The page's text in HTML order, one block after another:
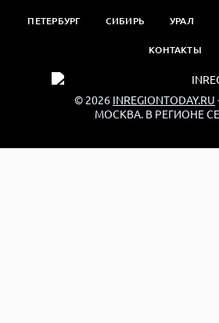
ПЕТЕРБУРГ СИБИРЬ УРАЛ
КОНТАКТЫ
© 2026 INREGIONTODAY.RU
МОСКВА. В РЕГИОНЕ